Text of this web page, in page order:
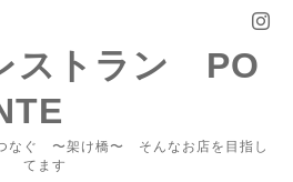
ストラン PO
なぐ 〜架け橋〜 そんなお店を目指し
てます